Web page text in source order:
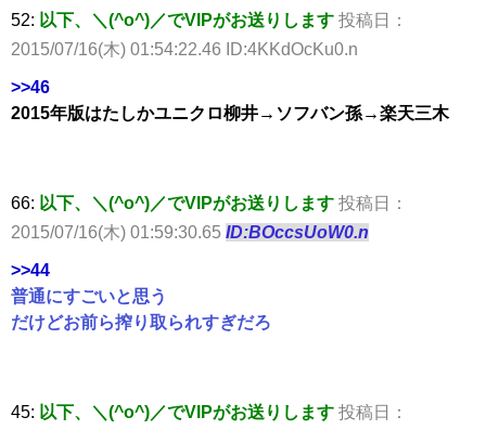
52: 以下、＼(^o^)／でVIPがお送りします 投稿日：
2015/07/16(木) 01:54:22.46 ID:4KKdOcKu0.n
>>46
2015年版はたしかユニクロ柳井→ソフバン孫→楽天三木
66: 以下、＼(^o^)／でVIPがお送りします 投稿日：
2015/07/16(木) 01:59:30.65 ID:BOccsUoW0.n
>>44
普通にすごいと思う
だけどお前ら搾り取られすぎだろ
45: 以下、＼(^o^)／でVIPがお送りします 投稿日：